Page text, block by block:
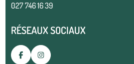
027 746 16 39
RÉSEAUX SOCIAUX